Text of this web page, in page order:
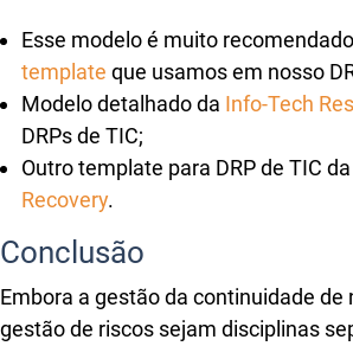
Esse modelo é muito
template que usamos em nosso
Modelo detalhado da Info-Tech
DRPs de TIC;
Outro template para DRP de TIC da
Recovery.
Conclusão
Embora a gestão da continuidade de
gestão de riscos sejam disciplinas